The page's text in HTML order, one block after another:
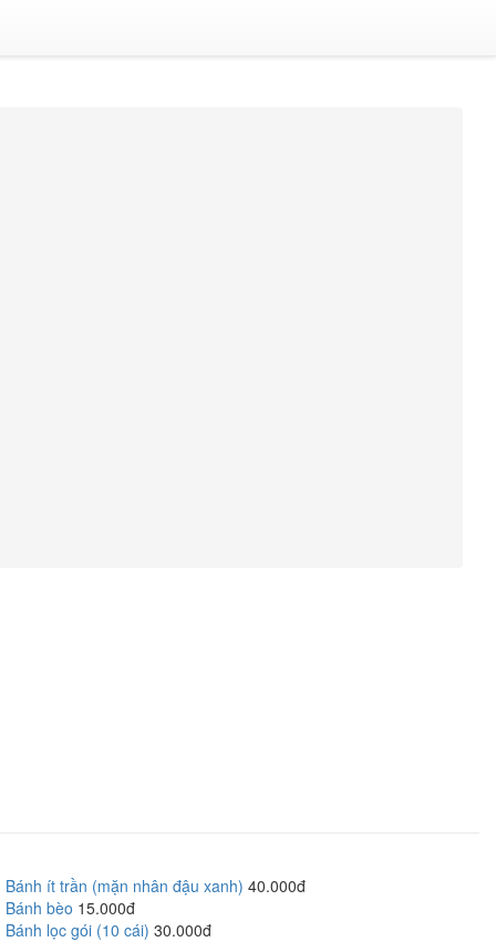
Bánh ít trần (mặn nhân đậu xanh) 40.000đ
Bánh bèo 15.000đ
Bánh lọc gói (10 cái) 30.000đ